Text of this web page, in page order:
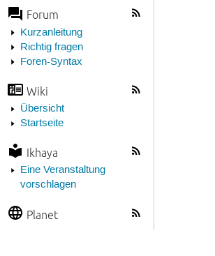
Forum
Kurzanleitung
Richtig fragen
Foren-Syntax
Wiki
Übersicht
Startseite
Ikhaya
Eine Veranstaltung
vorschlagen
Planet